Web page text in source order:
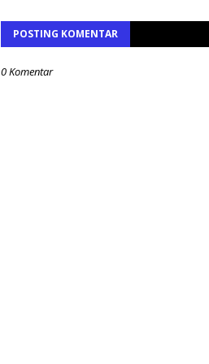
POSTING KOMENTAR
0 Komentar